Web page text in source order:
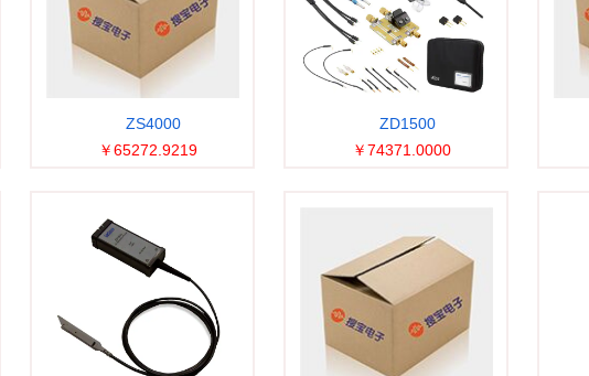
ZS4000
￥65272.9219
ZD1500
￥74371.0000